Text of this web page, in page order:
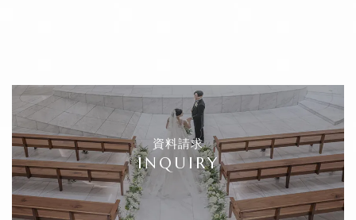
資料請求
INQUIRY